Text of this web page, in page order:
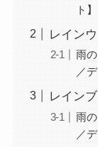
ト】
レイン
雨
／
レイン
雨
／